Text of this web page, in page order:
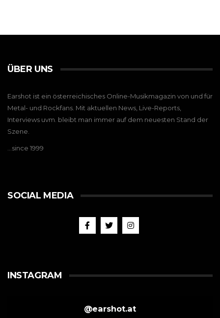
ÜBER UNS
Earshot ist ein österreichisches Online-Musikmagazin von und für
Metal- und Rockfans. Mit aktuellen News, Live-Reports,
Interviews uvm. bleibt man immer auf dem neuesten Stand der
Szene.
…since 1999
SOCIAL MEDIA
INSTAGRAM
@earshot.at